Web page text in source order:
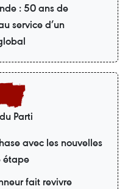
: 50 ans de
service d’un
Parti
avec les nouvelles
étape
fait revivre